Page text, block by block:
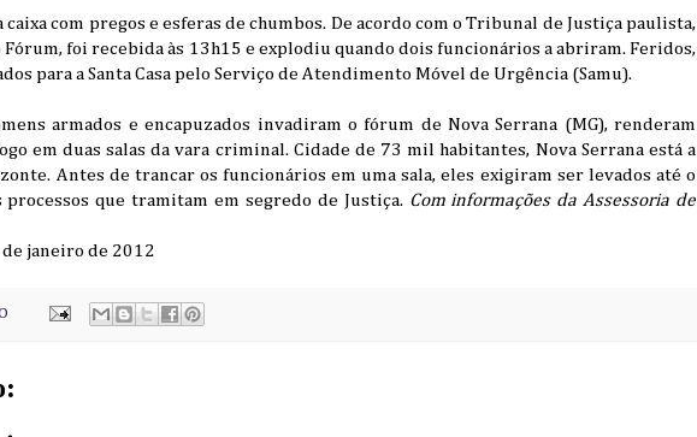
com pregos e esferas de chumbos. De acordo com o Tribunal de Justiça paulista,
Fórum, foi recebida às 13h15 e explodiu quando dois funcionários a abriram. Feridos,
para a Santa Casa pelo Serviço de Atendimento Móvel de Urgência (Samu).
armados e encapuzados invadiram o fórum de Nova Serrana (MG), renderam
em duas salas da vara criminal. Cidade de 73 mil habitantes, Nova Serrana está a
Antes de trancar os funcionários em uma sala, eles exigiram ser levados até o
que tramitam em segredo de Justiça. Com informações da Assessoria de
de janeiro de 2012